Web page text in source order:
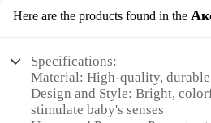
Here are the products found in the
Specifications:
Material: High-quality,
Design and Style: Bright,
stimulate baby's senses